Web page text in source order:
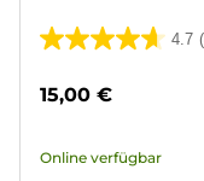
4.7
4.7
433
15,00 €
Online verfügbar